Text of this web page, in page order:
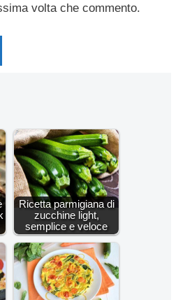
volta che commento.
Ricetta parmigiana di
zucchine light,
semplice e veloce